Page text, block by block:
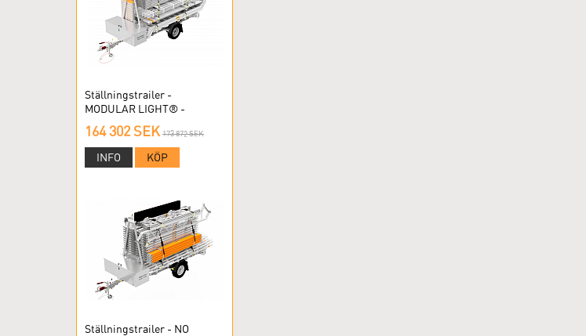
Ställningstrailer -
MODULAR LIGHT® -
Modulställning
164 302 SEK 173 872 SEK
INFO KÖP
Ställningstrailer - NO